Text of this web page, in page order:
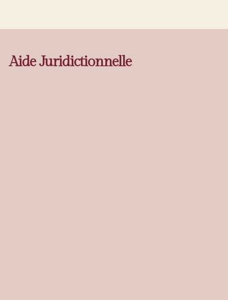
Aide Juridictionnelle